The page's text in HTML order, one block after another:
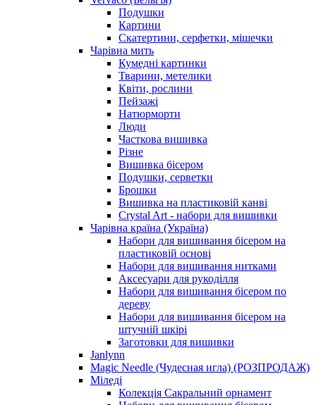
Подушки
Картини
Скатертини, серфетки, мішечки
Чарiвна мить
Кумедні картинки
Тварини, метелики
Квіти, рослини
Пейзажі
Натюрморти
Люди
Часткова вишивка
Різне
Вишивка бісером
Подушки, серветки
Брошки
Вишивка на пластиковій канві
Crystal Art - набори для вишивки
Чарівна країна (Україна)
Набори для вишивання бісером на
пластиковій основі
Набори для вишивання нитками
Аксесуари для рукоділля
Набори для вишивання бісером по
дереву
Набори для вишивання бісером на
штучній шкірі
Заготовки для вишивки
Janlynn
Magic Needle (Чудесная игла) (РОЗПРОДАЖ)
Міледі
Колекція Сакральний орнамент